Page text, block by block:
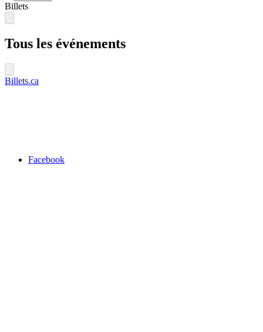
Billets
Tous les événements
Billets.ca
Facebook